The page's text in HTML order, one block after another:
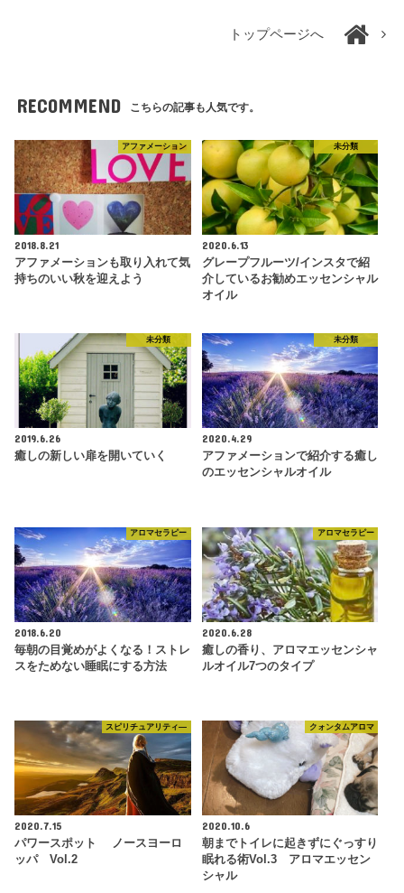
トップページへ
RECOMMEND こちらの記事も人気です。
アファメーション
2018.8.21
アファメーションも取り入れて気
持ちのいい秋を迎えよう
未分類
2020.6.13
グレープフルーツ/インスタで紹
介しているお勧めエッセンシャル
オイル
未分類
2019.6.26
癒しの新しい扉を開いていく
未分類
2020.4.29
アファメーションで紹介する癒し
のエッセンシャルオイル
アロマセラピー
2018.6.20
毎朝の目覚めがよくなる！ストレ
スをためない睡眠にする方法
アロマセラピー
2020.6.28
癒しの香り、アロマエッセンシャ
ルオイル7つのタイプ
スピリチュアリティ―
2020.7.15
パワースポット ノースヨーロ
ッパ Vol.2
クォンタムアロマ
2020.10.6
朝までトイレに起きずにぐっすり
眠れる術Vol.3 アロマエッセン
シャル